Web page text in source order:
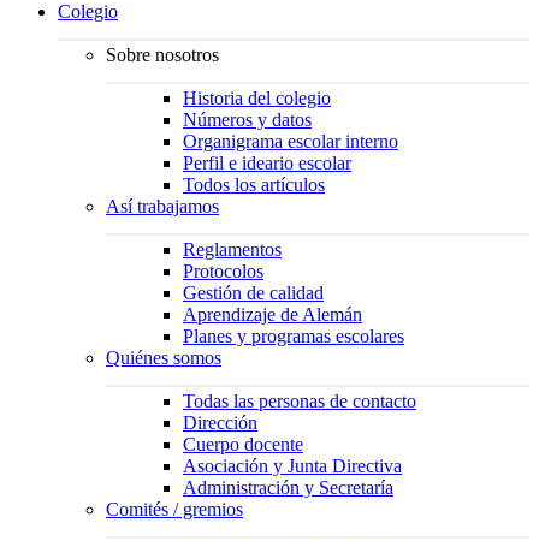
Colegio
Sobre nosotros
Historia del colegio
Números y datos
Organigrama escolar interno
Perfil e ideario escolar
Todos los artículos
Así trabajamos
Reglamentos
Protocolos
Gestión de calidad
Aprendizaje de Alemán
Planes y programas escolares
Quiénes somos
Todas las personas de contacto
Dirección
Cuerpo docente
Asociación y Junta Directiva
Administración y Secretaría
Comités / gremios